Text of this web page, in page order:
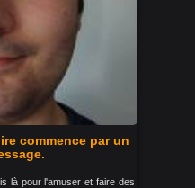
commence par un
là pour l'amuser et faire des